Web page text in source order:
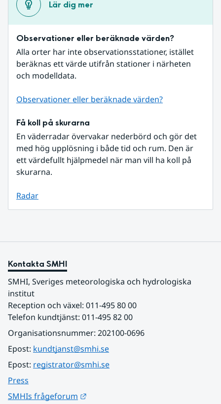
Lär dig mer
Observationer eller beräknade värden?
Alla orter har inte observationsstationer, istället
beräknas ett värde utifrån stationer i närheten
och modelldata.
Observationer eller beräknade värden?
Få koll på skurarna
En väderradar övervakar nederbörd och gör det
med hög upplösning i både tid och rum. Den är
ett värdefullt hjälpmedel när man vill ha koll på
skurarna.
Radar
Kontakta SMHI
SMHI, Sveriges meteorologiska och hydrologiska
institut
Reception och växel: 011-495 80 00
Telefon kundtjänst: 011-495 82 00
Organisationsnummer: 202100-0696
Epost: kundtjanst@smhi.se
Epost: registrator@smhi.se
Press
SMHIs frågeforum